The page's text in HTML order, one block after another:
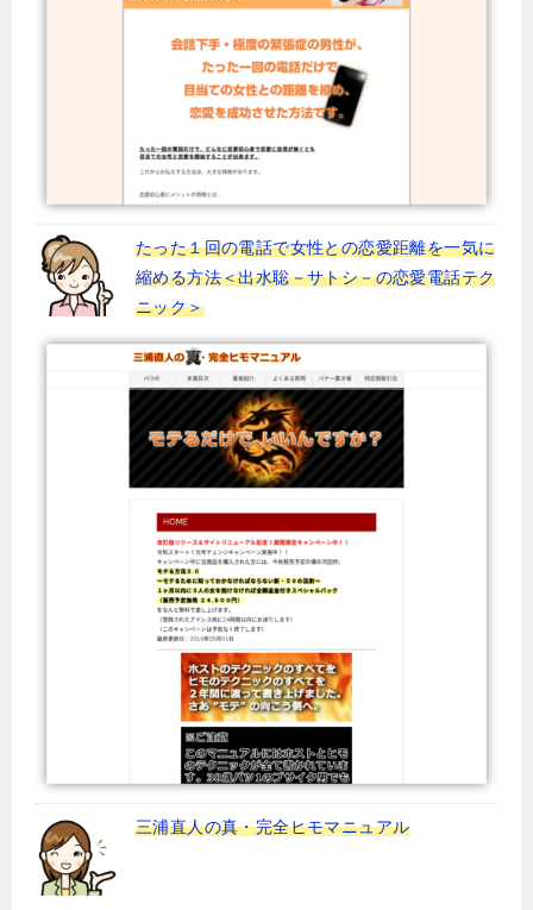
たった１回の電話で女性との恋愛距離を一気に
縮める方法＜出水聡－サトシ－の恋愛電話テク
ニック＞
三浦直人の真・完全ヒモマニュアル